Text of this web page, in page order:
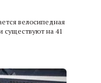
велосипедная
существуют на 41